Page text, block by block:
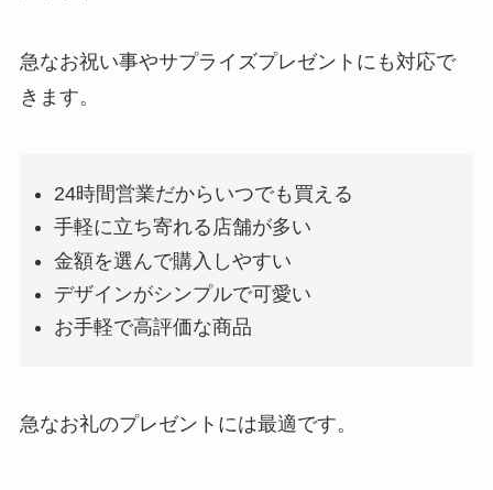
急なお祝い事やサプライズプレゼントにも対応で
きます。
24時間営業だからいつでも買える
手軽に立ち寄れる店舗が多い
金額を選んで購入しやすい
デザインがシンプルで可愛い
お手軽で高評価な商品
急なお礼のプレゼントには最適です。